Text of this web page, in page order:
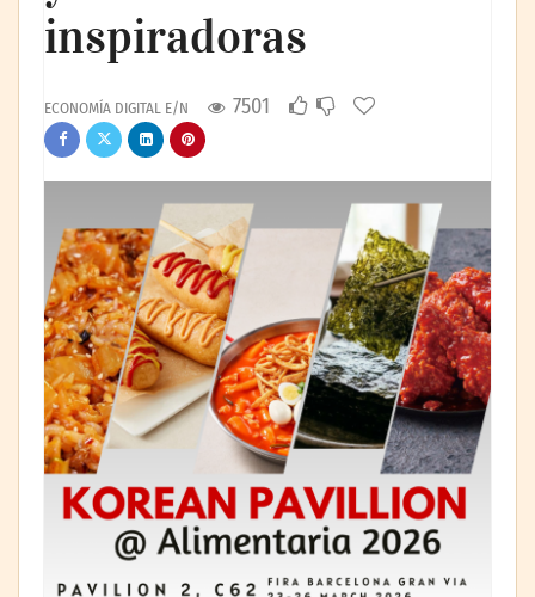
inspiradoras
ECONOMÍA DIGITAL E/N 7501